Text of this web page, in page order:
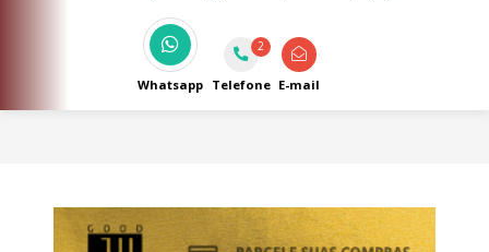
geral.
Whatsapp
2
Telefone E-mail